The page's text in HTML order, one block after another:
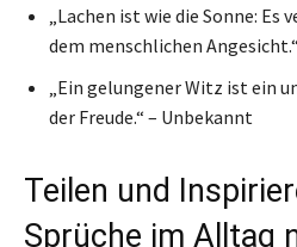
„Lachen ist wie die Sonne: Es
dem menschlichen
„Ein gelungener Witz ist ein
der Freude.“ – Unbekannt
Teilen und
Sprüche im Alltag